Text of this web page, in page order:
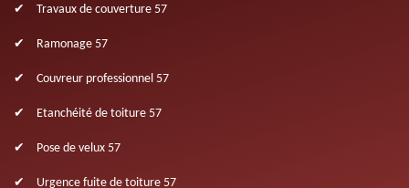
Travaux de couverture 57
Ramonage 57
Couvreur professionnel 57
Etanchéité de toiture 57
Pose de velux 57
Urgence fuite de toiture 57